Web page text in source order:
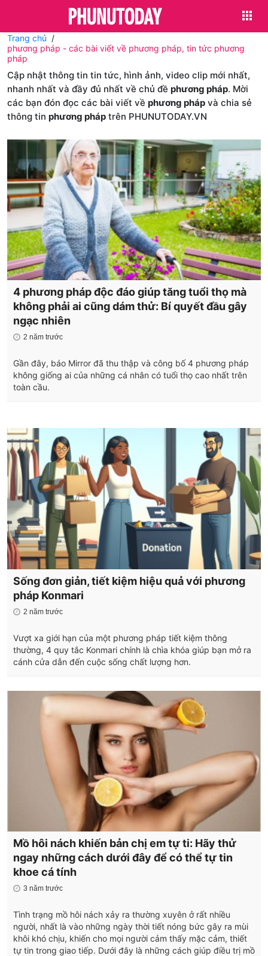
Trang chủ
phương pháp - các bài viết về phương pháp, tin tức phương
pháp
Cập nhật thông tin tin tức, hình ảnh, video clip mới nhất,
nhanh nhất và đầy đủ nhất về chủ đề phương pháp. Mời
các bạn đón đọc các bài viết về phương pháp và chia sẻ
thông tin phương pháp trên PHUNUTODAY.VN
4 phương pháp độc đáo giúp tăng tuổi thọ mà
không phải ai cũng dám thử: Bí quyết đầu gây
ngạc nhiên
2 năm trước
Gần đây, báo Mirror đã thu thập và công bố 4 phương pháp
không giống ai của những cá nhân có tuổi thọ cao nhất trên
toàn cầu.
Sống đơn giản, tiết kiệm hiệu quả với phương
pháp Konmari
2 năm trước
Vượt xa giới hạn của một phương pháp tiết kiệm thông
thường, 4 quy tắc Konmari chính là chìa khóa giúp bạn mở ra
cánh cửa dẫn đến cuộc sống chất lượng hơn.
Mồ hôi nách khiến bản chị em tự ti: Hãy thử
ngay những cách dưới đây để có thể tự tin
khoe cá tính
3 năm trước
Tình trạng mồ hôi nách xảy ra thường xuyên ở rất nhiều
người, nhất là vào những ngày thời tiết nóng bức gây ra mùi
khôi khó chịu, khiến cho mọi người cảm thấy mặc cảm, thiết
tự tin trong giao tiếp. Dưới đây là những cách giúp điều trị mồ